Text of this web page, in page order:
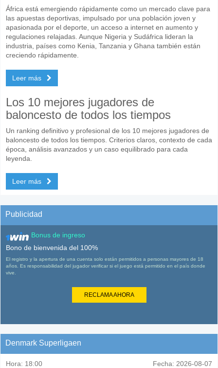
África está emergiendo rápidamente como un mercado clave para
las apuestas deportivas, impulsado por una población joven y
apasionada por el deporte, un acceso a internet en aumento y
regulaciones relajadas. Aunque Nigeria y Sudáfrica lideran la
industria, países como Kenia, Tanzania y Ghana también están
creciendo rápidamente.
Leer más
Los 10 mejores jugadores de
baloncesto de todos los tiempos
Un ranking definitivo y profesional de los 10 mejores jugadores de
baloncesto de todos los tiempos. Criterios claros, contexto de cada
época, análisis avanzados y un caso equilibrado para cada
leyenda.
Leer más
Publicidad
Bonus de ingreso
Bono de bienvenida del 100%
El registro y la apertura de una cuenta solo están permitidos a personas mayores de 18
años. Es responsabilidad del jugador verificar si el juego está permitido en el país donde
vive.
RECLAMA AHORA
Denmark Superligaen
Hora: 18:00 Fecha: 2026-08-07